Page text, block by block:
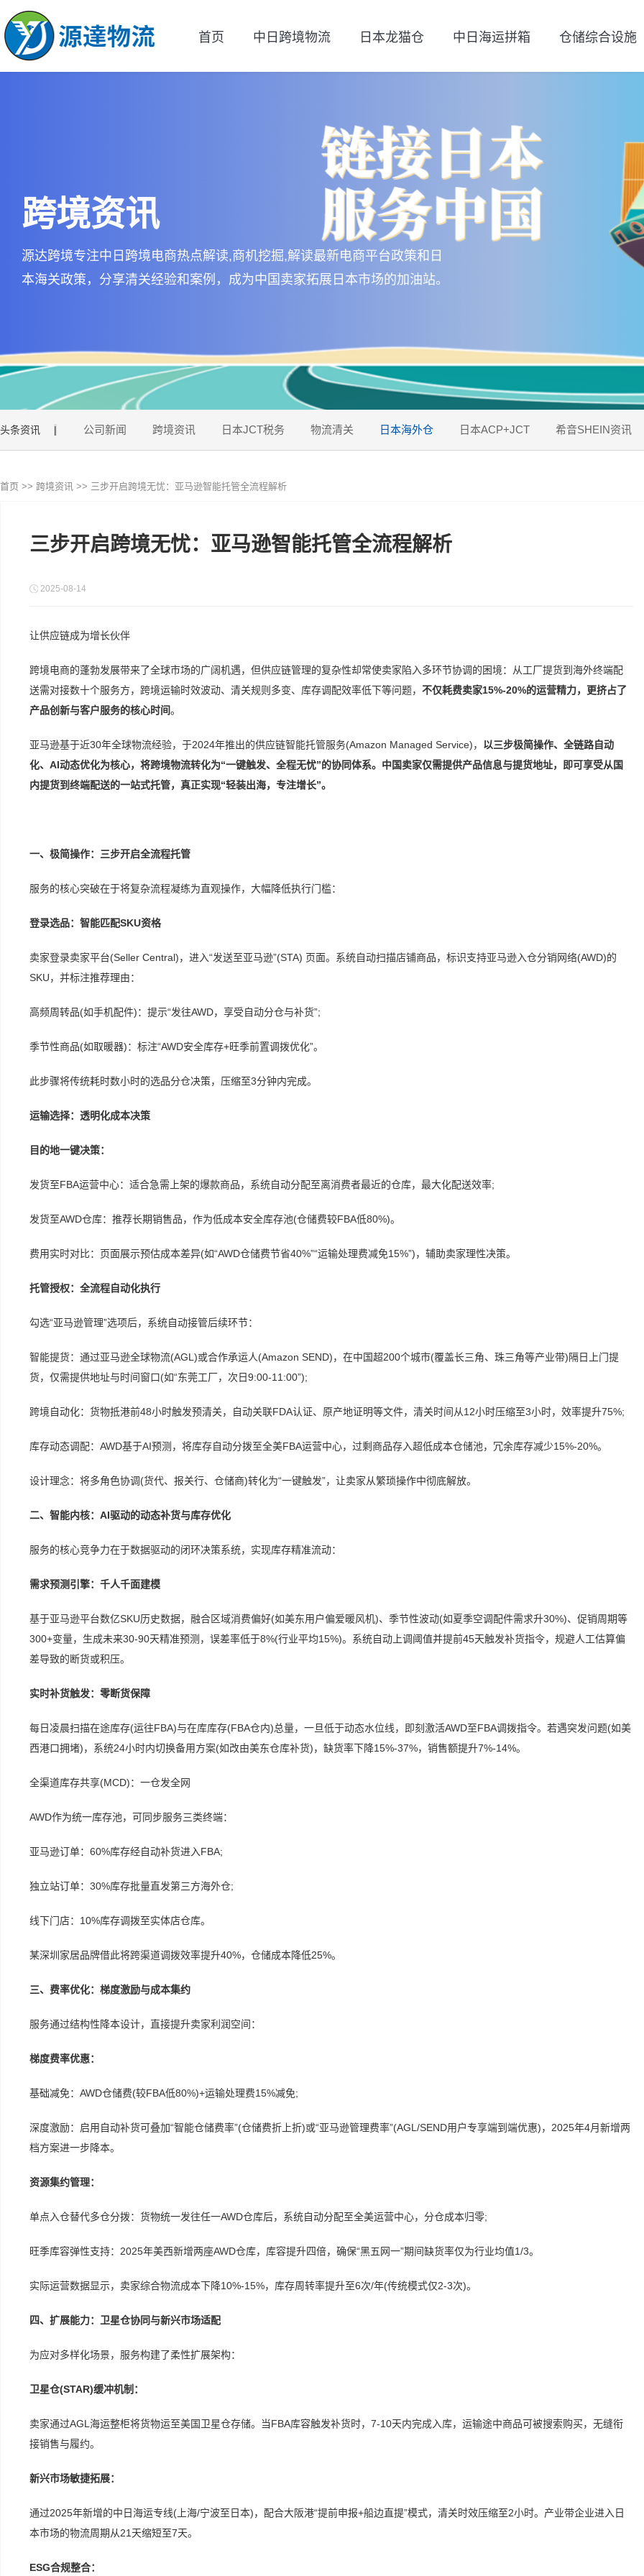
首页 中日跨境物流 日本龙猫仓 中日海运拼箱 仓储综合设施
跨境资讯
源达跨境专注中日跨境电商热点解读,商机挖掘,解读最新电商平台政策和日
本海关政策，分享清关经验和案例，成为中国卖家拓展日本市场的加油站。
头条资讯 | 公司新闻 跨境资讯 日本JCT税务 物流清关 日本海外仓 日本ACP+JCT 希音SHEIN资讯
首页 >> 跨境资讯 >> 三步开启跨境无忧：亚马逊智能托管全流程解析
三步开启跨境无忧：亚马逊智能托管全流程解析
2025-08-14
让供应链成为增长伙伴
跨境电商的蓬勃发展带来了全球市场的广阔机遇，但供应链管理的复杂性却常使卖家陷入多环节协调的困境：从工厂提货到海外终端配
送需对接数十个服务方，跨境运输时效波动、清关规则多变、库存调配效率低下等问题， 不仅耗费卖家15%-20%的运营精力，更挤占了
产品创新与客户服务的核心时间。
亚马逊基于近30年全球物流经验，于2024年推出的供应链智能托管服务(Amazon Managed Service)， 以三步极简操作、全链路自动
化、AI动态优化为核心，将跨境物流转化为“一键触发、全程无忧”的协同体系。中国卖家仅需提供产品信息与提货地址，即可享受从国
内提货到终端配送的一站式托管，真正实现“轻装出海，专注增长”。
一、极简操作：三步开启全流程托管
服务的核心突破在于将复杂流程凝练为直观操作，大幅降低执行门槛：
登录选品：智能匹配SKU资格
卖家登录卖家平台(Seller Central)，进入“发送至亚马逊”(STA) 页面。系统自动扫描店铺商品，标识支持亚马逊入仓分销网络(AWD)的
SKU，并标注推荐理由：
高频周转品(如手机配件)：提示“发往AWD，享受自动分仓与补货”;
季节性商品(如取暖器)：标注“AWD安全库存+旺季前置调拨优化”。
此步骤将传统耗时数小时的选品分仓决策，压缩至3分钟内完成。
运输选择：透明化成本决策
目的地一键决策：
发货至FBA运营中心：适合急需上架的爆款商品，系统自动分配至离消费者最近的仓库，最大化配送效率;
发货至AWD仓库：推荐长期销售品，作为低成本安全库存池(仓储费较FBA低80%)。
费用实时对比：页面展示预估成本差异(如“AWD仓储费节省40%”“运输处理费减免15%”)，辅助卖家理性决策。
托管授权：全流程自动化执行
勾选“亚马逊管理”选项后，系统自动接管后续环节：
智能提货：通过亚马逊全球物流(AGL)或合作承运人(Amazon SEND)，在中国超200个城市(覆盖长三角、珠三角等产业带)隔日上门提
货，仅需提供地址与时间窗口(如“东莞工厂，次日9:00-11:00”);
跨境自动化：货物抵港前48小时触发预清关，自动关联FDA认证、原产地证明等文件，清关时间从12小时压缩至3小时，效率提升75%;
库存动态调配：AWD基于AI预测，将库存自动分拨至全美FBA运营中心，过剩商品存入超低成本仓储池，冗余库存减少15%-20%。
设计理念：将多角色协调(货代、报关行、仓储商)转化为“一键触发”，让卖家从繁琐操作中彻底解放。
二、智能内核：AI驱动的动态补货与库存优化
服务的核心竞争力在于数据驱动的闭环决策系统，实现库存精准流动：
需求预测引擎：千人千面建模
基于亚马逊平台数亿SKU历史数据，融合区域消费偏好(如美东用户偏爱暖风机)、季节性波动(如夏季空调配件需求升30%)、促销周期等
300+变量，生成未来30-90天精准预测，误差率低于8%(行业平均15%)。系统自动上调阈值并提前45天触发补货指令，规避人工估算偏
差导致的断货或积压。
实时补货触发：零断货保障
每日凌晨扫描在途库存(运往FBA)与在库库存(FBA仓内)总量，一旦低于动态水位线，即刻激活AWD至FBA调拨指令。若遇突发问题(如美
西港口拥堵)，系统24小时内切换备用方案(如改由美东仓库补货)，缺货率下降15%-37%，销售额提升7%-14%。
全渠道库存共享(MCD)：一仓发全网
AWD作为统一库存池，可同步服务三类终端：
亚马逊订单：60%库存经自动补货进入FBA;
独立站订单：30%库存批量直发第三方海外仓;
线下门店：10%库存调拨至实体店仓库。
某深圳家居品牌借此将跨渠道调拨效率提升40%，仓储成本降低25%。
三、费率优化：梯度激励与成本集约
服务通过结构性降本设计，直接提升卖家利润空间：
梯度费率优惠：
基础减免：AWD仓储费(较FBA低80%)+运输处理费15%减免;
深度激励：启用自动补货可叠加“智能仓储费率”(仓储费折上折)或“亚马逊管理费率”(AGL/SEND用户专享端到端优惠)，2025年4月新增两
档方案进一步降本。
资源集约管理：
单点入仓替代多仓分拨：货物统一发往任一AWD仓库后，系统自动分配至全美运营中心，分仓成本归零;
旺季库容弹性支持：2025年美西新增两座AWD仓库，库容提升四倍，确保“黑五网一”期间缺货率仅为行业均值1/3。
实际运营数据显示，卖家综合物流成本下降10%-15%，库存周转率提升至6次/年(传统模式仅2-3次)。
四、扩展能力：卫星仓协同与新兴市场适配
为应对多样化场景，服务构建了柔性扩展架构：
卫星仓(STAR)缓冲机制：
卖家通过AGL海运整柜将货物运至美国卫星仓存储。当FBA库容触发补货时，7-10天内完成入库，运输途中商品可被搜索购买，无缝衔
接销售与履约。
新兴市场敏捷拓展：
通过2025年新增的中日海运专线(上海/宁波至日本)，配合大阪港“提前申报+船边直提”模式，清关时效压缩至2小时。产业带企业进入日
本市场的物流周期从21天缩短至7天。
ESG合规整合：